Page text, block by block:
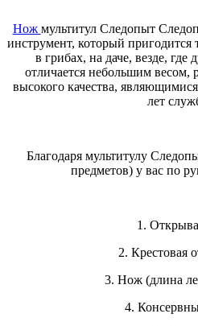
Нож мультитул Следопыт
инструмент, который пригодится
в грибах, на даче, везде,
отличается небольшим весом,
высокого качества,
лет
Благодаря мультитулу
предметов) у вас по
1.
2. Крестовая
3. Нож (длина
4.